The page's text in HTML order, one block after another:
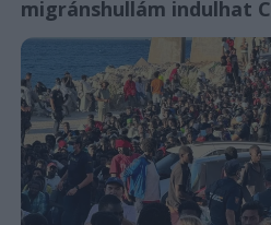
migránshullám indulhat